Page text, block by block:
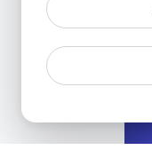
Qu'est-ce qu'une